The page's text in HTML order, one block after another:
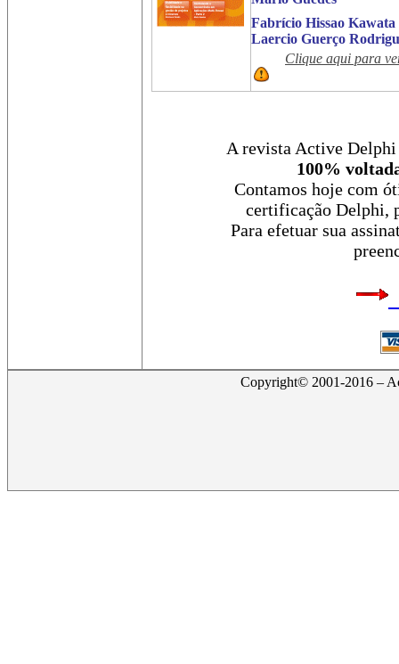
Fabrício Hissao Kawata
Laercio Guerço
Clique aqui para
A revista Active
100%
Contamos hoje com
certificação Delphi,
Para efetuar sua
Copyright© 2001-2016 –